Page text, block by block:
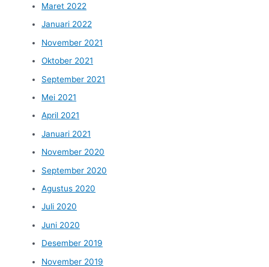
Maret 2022
Januari 2022
November 2021
Oktober 2021
September 2021
Mei 2021
April 2021
Januari 2021
November 2020
September 2020
Agustus 2020
Juli 2020
Juni 2020
Desember 2019
November 2019